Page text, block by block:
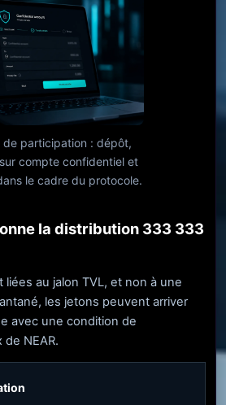
de participation : dépôt,
compte confidentiel et
le cadre du protocole.
la distribution 333 333
au jalon TVL, et non à une
les jetons peuvent arriver
avec une condition de
NEAR.